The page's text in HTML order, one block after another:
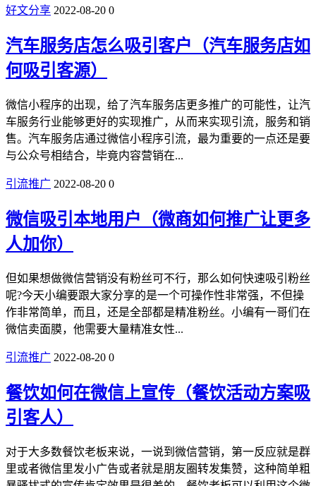
好文分享 2022-08-20 0
汽车服务店怎么吸引客户（汽车服务店如
何吸引客源）
微信小程序的出现，给了汽车服务店更多推广的可能性，让汽
车服务行业能够更好的实现推广，从而来实现引流，服务和销
售。汽车服务店通过微信小程序引流，最为重要的一点还是要
与公众号相结合，毕竟内容营销在...
引流推广 2022-08-20 0
微信吸引本地用户（微商如何推广让更多
人加你）
但如果想做微信营销没有粉丝可不行，那么如何快速吸引粉丝
呢?今天小编要跟大家分享的是一个可操作性非常强，不但操
作非常简单，而且，还是全部都是精准粉丝。小编有一哥们在
微信卖面膜，他需要大量精准女性...
引流推广 2022-08-20 0
餐饮如何在微信上宣传（餐饮活动方案吸
引客人）
对于大多数餐饮老板来说，一说到微信营销，第一反应就是群
里或者微信里发小广告或者就是朋友圈转发集赞，这种简单粗